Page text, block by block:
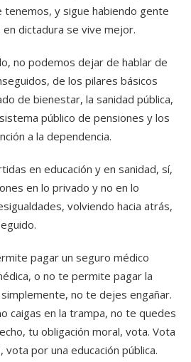
tenemos, y sigue habiendo gente
dictadura se vive mejor.
no podemos dejar de hablar de
de los pilares básicos
de bienestar, la sanidad pública,
público de pensiones y los
a la dependencia.
en educación y en sanidad, sí,
en lo privado y no en lo
volviendo hacia atrás,
pagar un seguro médico
o no te permite pagar la
no te dejes engañar.
caigas en la trampa, no te quedes
tu obligación moral, vota. Vota
vota por una educación pública.